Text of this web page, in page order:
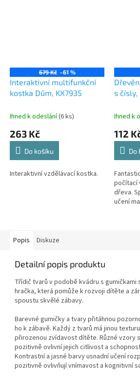
679 Kč –61 %
Interaktivní multifunkční
kostka Dům, KX7935
Ihned k odeslání(6 ks)
263 Kč
Do košíku
Interaktivní vzdělávací kostka.
s čísly,
Ihned k
112
Do
počítací
dřeva.
učení
Popis Diskuze
Detailní popis produktu
Třídič tvarů v podobě kvádru s gumičkami
hračka, která pomůže k rozvoji dítěte a
spoustu skvělé zábavy.
Barevné gumičky a tvary přitáhnou
ho k zábavě. Každý z tvarů má jinou
přirozenou zvídavost dítěte. Různé vzory
pozitivně ovlivní jejich citlivost a
Kontrastní a jasné barvy usnadní učení
pozitivně ovlivňují vnímavost a kognitivní